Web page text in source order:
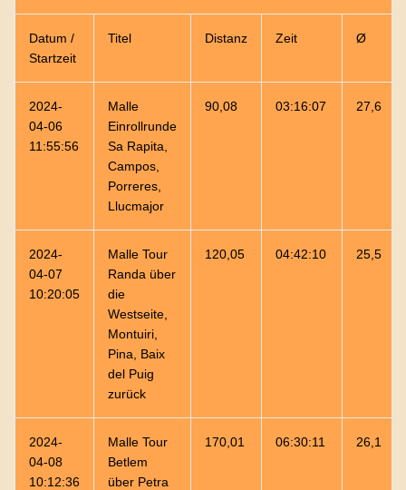
Datum /
Startzeit
Titel Distanz Zeit Ø
2024-
04-06
11:55:56
Malle
Einrollrunde
Sa Rapita,
Campos,
Porreres,
Llucmajor
90,08 03:16:07 27,6
2024-
04-07
10:20:05
Malle Tour
Randa über
die
Westseite,
Montuiri,
Pina, Baix
del Puig
zurück
120,05 04:42:10 25,5
2024-
04-08
10:12:36
Malle Tour
Betlem
über Petra
170,01 06:30:11 26,1